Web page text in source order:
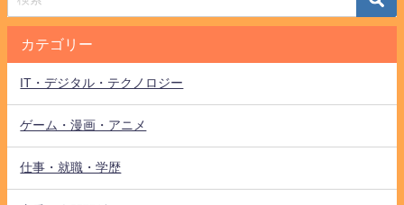
カテゴリー
IT・デジタル・テクノロジー
ゲーム・漫画・アニメ
仕事・就職・学歴